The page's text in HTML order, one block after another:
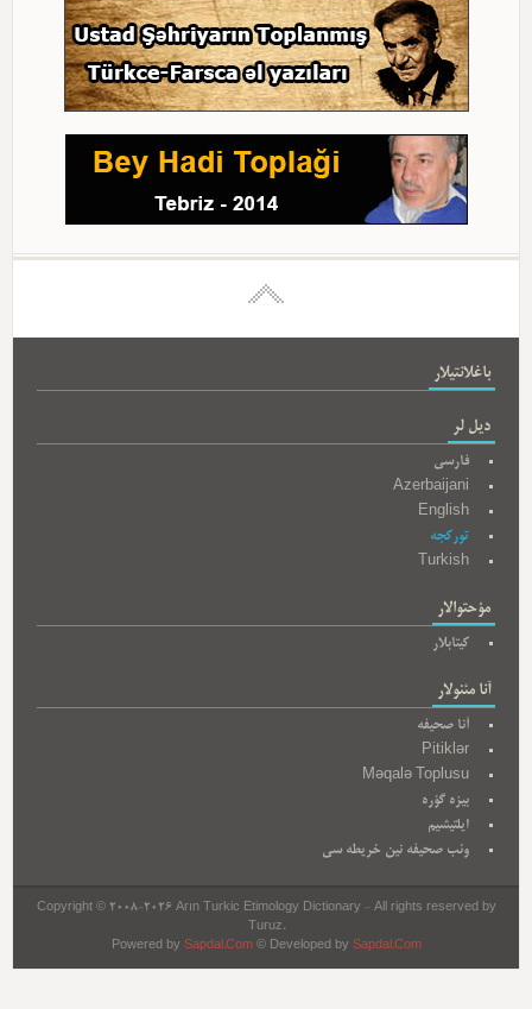
باغلانتیلار
دیل لر
فارسی
Azerbaijani
English
تورکجه
Turkish
مؤحتوالار
کیتابلار
آنا مئنولار
آنا صحیفه
Pitiklər
Məqalə Toplusu
بیزه گؤره
ایلتیشیم
وئب صحیفه نین خریطه سی
Copyright © 2008-2026 Arın Turkic Etimology Dictionary - All rights reserved by
Turuz.
Powered by Sapdal.Com© Developed by Sapdal.Com